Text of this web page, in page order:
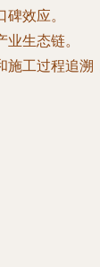
效应。
生态链。
施工过程追溯